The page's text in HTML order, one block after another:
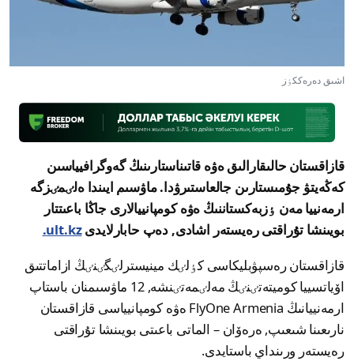
اشىق دەرەككٶز
قازاقستان حالىقارالىق ەۋە قاتىناستارىنىڭ گەوگرافيياسىن
كەڭەيتۋ جۇمىستارىن جالعاستىرۋدا. ماۋسىم ايىندا ەلٸمٸزگە
ارمەنييا مەن ٶزبەكستاننىڭ ەۋە كومپانييالارى جاڭا باعىتتار
بويىنشا تۇراقتى رەيستەر اشادى, دەپ حابارلايدىult.kz.
قازاقستان رەسپۋبليكاسى كٶلٸك مينيسترلٸگٸنٸڭ ازاماتتىق
اۆياتسييا كوميتەتٸنٸڭ مەلٸمەتٸنشە, 12 ماۋسىمنان باستاپ
ارمەنييانىڭ FlyOne Armenia ەۋە كومپانيياسى قازاقستان
نارىعىنا شىعىپ, ەرەۆان – الماتى باعىتى بويىنشا تۇراقتى
رەيستەر ورىنداي باستايدى.